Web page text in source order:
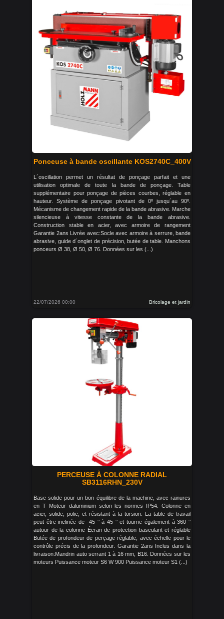
Ponceuse à bande oscillante KOS2740C_400V
L´oscillation permet un résultat de ponçage parfait et une
utilisation optimale de toute la bande de ponçage. Table
supplémentaire pour ponçage de pièces courbes, réglable en
hauteur. Système de ponçage pivotant de 0º jusqu´au 90º.
Mécanisme de changement rapide de la bande abrasive. Marche
silencieuse à vitesse constante de la bande abrasive.
Construction stable en acier, avec armoire de rangement
Garantie 2ans Livrée avec:Socle avec armoire à serrure, bande
abrasive, guide d´onglet de précision, butée de table. Manchons
ponceurs Ø 38, Ø 50, Ø 76. Données sur les (...)
22/07/2026 00:00 Bricolage et jardin
PERCEUSE À COLONNE RADIAL
SB3116RHN_230V
Base solide pour un bon équilibre de la machine, avec rainures
en T Moteur daluminium selon les normes IP54. Colonne en
acier, solide, polie, et résistant à la torsion. La table de travail
peut être inclinée de -45 ° à 45 ° et tourne également à 360 °
autour de la colonne Écran de protection basculant et réglable
Butée de profondeur de perçage réglable, avec échelle pour le
contrôle précis de la profondeur. Garantie 2ans Inclus dans la
livraison:Mandrin auto serrant 1 à 16 mm, B16. Données sur les
moteurs Puissance moteur S6 W 900 Puissance moteur S1 (...)